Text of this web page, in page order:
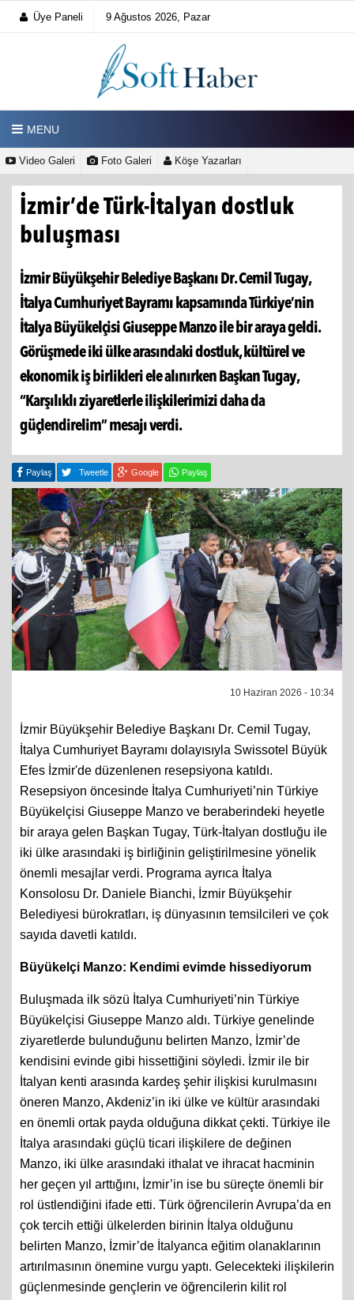
Üye Paneli 9 Ağustos 2026, Pazar
MENU
Video Galeri Foto Galeri Köşe Yazarları
İzmir’de Türk-İtalyan dostluk
buluşması
İzmir Büyükşehir Belediye Başkanı Dr. Cemil Tugay,
İtalya Cumhuriyet Bayramı kapsamında Türkiye’nin
İtalya Büyükelçisi Giuseppe Manzo ile bir araya geldi.
Görüşmede iki ülke arasındaki dostluk, kültürel ve
ekonomik iş birlikleri ele alınırken Başkan Tugay,
“Karşılıklı ziyaretlerle ilişkilerimizi daha da
güçlendirelim” mesajı verdi.
Paylaş Tweetle Google Paylaş
10 Haziran 2026 - 10:34
İzmir Büyükşehir Belediye Başkanı Dr. Cemil Tugay,
İtalya Cumhuriyet Bayramı dolayısıyla Swissotel Büyük
Efes İzmir'de düzenlenen resepsiyona katıldı.
Resepsiyon öncesinde İtalya Cumhuriyeti’nin Türkiye
Büyükelçisi Giuseppe Manzo ve beraberindeki heyetle
bir araya gelen Başkan Tugay, Türk-İtalyan dostluğu ile
iki ülke arasındaki iş birliğinin geliştirilmesine yönelik
önemli mesajlar verdi. Programa ayrıca İtalya
Konsolosu Dr. Daniele Bianchi, İzmir Büyükşehir
Belediyesi bürokratları, iş dünyasının temsilcileri ve çok
sayıda davetli katıldı.
Büyükelçi Manzo: Kendimi evimde hissediyorum
Buluşmada ilk sözü İtalya Cumhuriyeti’nin Türkiye
Büyükelçisi Giuseppe Manzo aldı. Türkiye genelinde
ziyaretlerde bulunduğunu belirten Manzo, İzmir’de
kendisini evinde gibi hissettiğini söyledi. İzmir ile bir
İtalyan kenti arasında kardeş şehir ilişkisi kurulmasını
öneren Manzo, Akdeniz’in iki ülke ve kültür arasındaki
en önemli ortak payda olduğuna dikkat çekti. Türkiye ile
İtalya arasındaki güçlü ticari ilişkilere de değinen
Manzo, iki ülke arasındaki ithalat ve ihracat hacminin
her geçen yıl arttığını, İzmir’in ise bu süreçte önemli bir
rol üstlendiğini ifade etti. Türk öğrencilerin Avrupa’da en
çok tercih ettiği ülkelerden birinin İtalya olduğunu
belirten Manzo, İzmir’de İtalyanca eğitim olanaklarının
artırılmasının önemine vurgu yaptı. Gelecekteki ilişkilerin
güçlenmesinde gençlerin ve öğrencilerin kilit rol